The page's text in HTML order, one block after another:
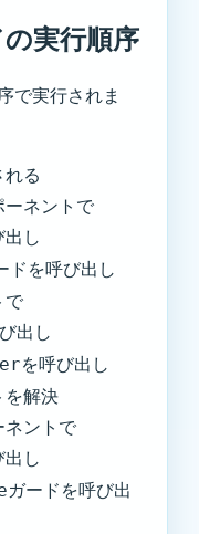
実行順序
で実行されま
る
ーネントで
出し
ドを呼び出し
で
出し
を呼び出し
を解決
ネントで
出し
ガードを呼び出